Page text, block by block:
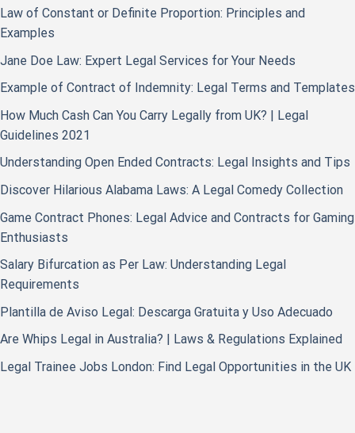
Law of Constant or Definite Proportion: Principles and
Examples
Jane Doe Law: Expert Legal Services for Your Needs
Example of Contract of Indemnity: Legal Terms and Templates
How Much Cash Can You Carry Legally from UK? | Legal
Guidelines 2021
Understanding Open Ended Contracts: Legal Insights and Tips
Discover Hilarious Alabama Laws: A Legal Comedy Collection
Game Contract Phones: Legal Advice and Contracts for Gaming
Enthusiasts
Salary Bifurcation as Per Law: Understanding Legal
Requirements
Plantilla de Aviso Legal: Descarga Gratuita y Uso Adecuado
Are Whips Legal in Australia? | Laws & Regulations Explained
Legal Trainee Jobs London: Find Legal Opportunities in the UK